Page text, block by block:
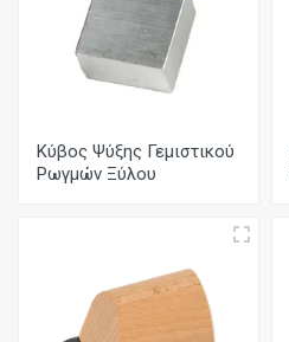
Κύβος Ψύξης Γεμιστικού
Ρωγμών Ξύλου